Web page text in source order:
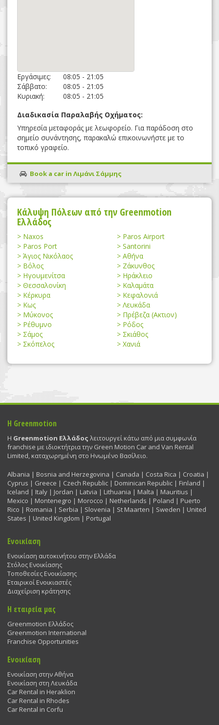
Εργάσιμες:
08:05 - 21:05
Σάββατο:
08:05 - 21:05
Κυριακή:
08:05 - 21:05
Διαδικασία Παραλαβής Οχήματος:
Υπηρεσία μεταφοράς με λεωφορείο. Για παράδοση στο
σημείο συνάντησης, παρακαλώ επικοινωνήστε με το
τοπικό γραφείο.
Book a car in Λιμάνι Σάμμης
Κάλυψη Πόλεων από την Greenmotion
Ελλάδος
Naxos
Paros Airport
Paros Port
Santorini
Άγιος Νικόλαος
Αθήνα
Βόλος
Ζάκυνθος
Ηγουμενίτσα
Ηράκλειο
Θεσσαλονίκη
Καλαμάτα
Κέρκυρα
Κεφαλονιά
Κως
Λευκάδα
Μύκονος
Πρέβεζα (Ακτιον)
Ρέθυμνο
Ρόδος
Σάμος
Σκιάθος
Σκόπελος
Χανιά
Η Greenmotion
Η Greenmotion Ελλάδος λειτουργεί κάτω από μια συμφωνία
franchise με ιδιοκτήτρια την Green Motion Car and Van Rental
Limited, καταχωρημένη στο Ηνωμένο Βασίλειο.
Albania | Bosnia and Herzegovina | Canada | Costa Rica | Croatia |
Cyprus | Greece | Czech Republic | Dominican Republic | Finland |
Iceland | Italy | Jordan | Latvia | Lithuania | Malta | Mauritius |
Mexico | Montenegro | Morocco | Netherlands | Poland | Puerto
Rico | Romania | Serbia | Slovenia | St Maarten | Sweden | United
States | United Kingdom | Portugal
Ενοικίαση
Ενοικίαση αυτοκινήτου στην Ελλάδα
Στόλος Ενοικίασης
Τοποθεσίες Ενοικίασης
Εταιρικοί Ενοικιαστές
Διαχείριση κράτησης
Η εταιρεία μας
Greenmotion Ελλάδος
Greenmotion International
Franchise Opportunities
Ενοικίαση
Ενοικίαση στην Αθήνα
Ενοικίαση στη Λευκάδα
Car Rental in Heraklion
Car Rental in Rhodes
Car Rental in Corfu